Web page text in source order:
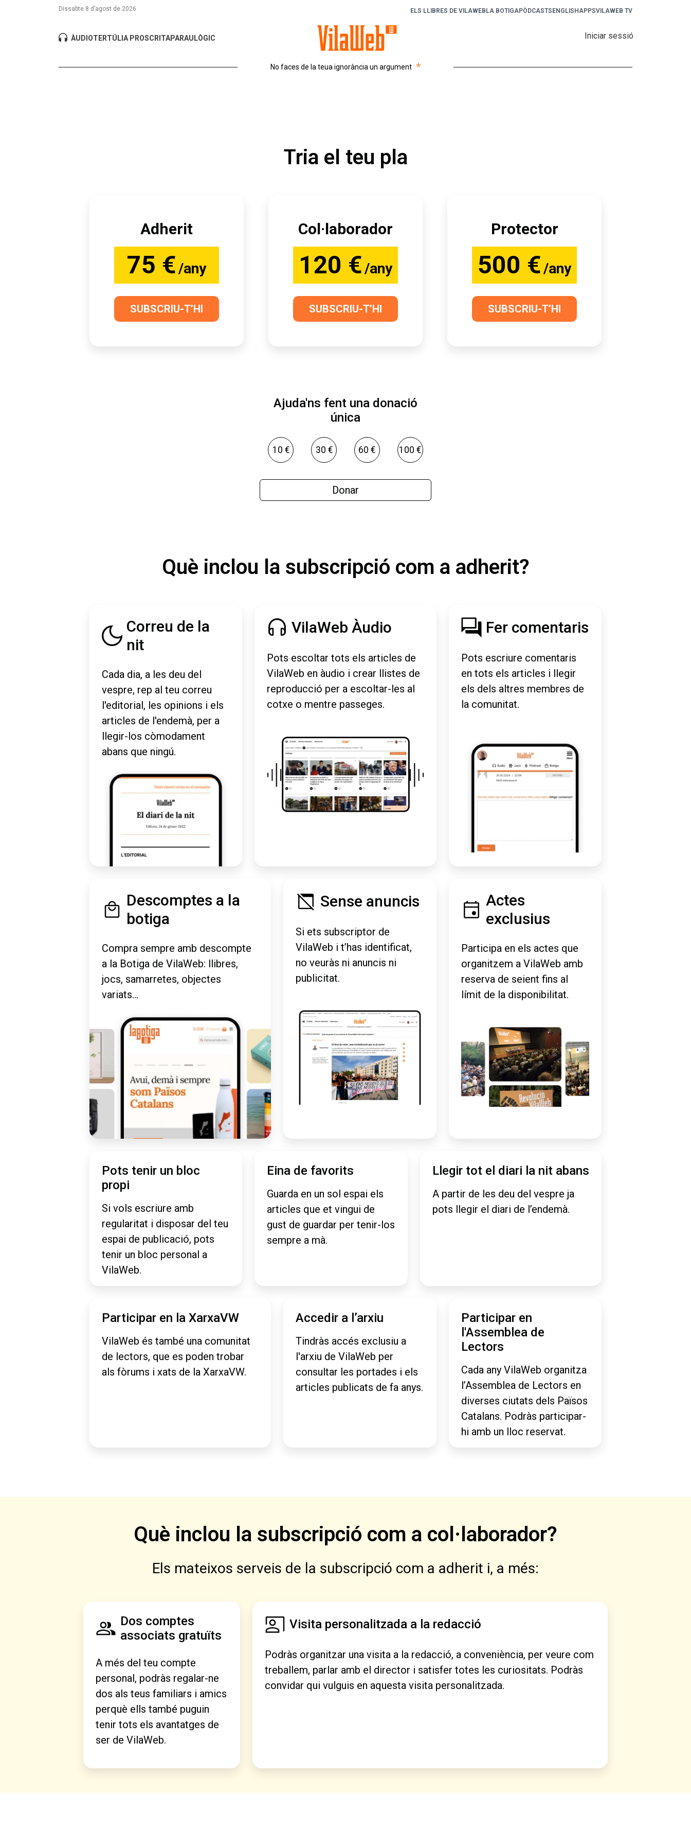
Dissabte 8 d’agost de 2026 ELS LLIBRES DE VILAWEB LA BOTIGAPÒDCASTS ENGLISHAPPSVILAWEB TV
ÀUDIOTERTÚLIA PROSCRITAPARAULÒGIC
No faces de la teua ignorància un argument *
Iniciar sessió
Tria el teu pla
Adherit
75 €/any
SUBSCRIU-T’HI
Col·laborador
120 €/any
SUBSCRIU-T’HI
Protector
500 €/any
SUBSCRIU-T’HI
Ajuda'ns fent una donació
única
10 € 30 € 60 € 100 €
Donar
Què inclou la subscripció com a adherit?
Correu de la
nit
Cada dia, a les deu del
vespre, rep al teu correu
l'editorial, les opinions i els
articles de l'endemà, per a
llegir-los còmodament
abans que ningú.
VilaWeb Àudio
Pots escoltar tots els articles de
VilaWeb en àudio i crear llistes de
reproducció per a escoltar-les al
cotxe o mentre passeges.
Fer comentaris
Pots escriure comentaris
en tots els articles i llegir
els dels altres membres de
la comunitat.
Descomptes a la
botiga
Compra sempre amb descompte
a la Botiga de VilaWeb: llibres,
jocs, samarretes, objectes
variats...
Sense anuncis
Si ets subscriptor de
VilaWeb i t’has identificat,
no veuràs ni anuncis ni
publicitat.
Actes
exclusius
Participa en els actes que
organitzem a VilaWeb amb
reserva de seient fins al
límit de la disponibilitat.
Pots tenir un bloc
propi
Si vols escriure amb
regularitat i disposar del teu
espai de publicació, pots
tenir un bloc personal a
VilaWeb.
Eina de favorits
Guarda en un sol espai els
articles que et vingui de
gust de guardar per tenir-los
sempre a mà.
Llegir tot el diari la nit abans
A partir de les deu del vespre ja
pots llegir el diari de l’endemà.
Participar en la XarxaVW
VilaWeb és també una comunitat
de lectors, que es poden trobar
als fòrums i xats de la XarxaVW.
Accedir a l’arxiu
Tindràs accés exclusiu a
l'arxiu de VilaWeb per
consultar les portades i els
articles publicats de fa anys.
Participar en
l'Assemblea de
Lectors
Cada any VilaWeb organitza
l’Assemblea de Lectors en
diverses ciutats dels Països
Catalans. Podràs participar-
hi amb un lloc reservat.
Què inclou la subscripció com a col·laborador?
Els mateixos serveis de la subscripció com a adherit i, a més:
Dos comptes
associats gratuïts
A més del teu compte
personal, podràs regalar-ne
dos als teus familiars i amics
perquè ells també puguin
tenir tots els avantatges de
ser de VilaWeb.
Visita personalitzada a la redacció
Podràs organitzar una visita a la redacció, a conveniència, per veure com
treballem, parlar amb el director i satisfer totes les curiositats. Podràs
convidar qui vulguis en aquesta visita personalitzada.